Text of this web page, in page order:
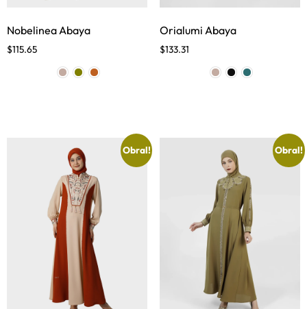
Nobelinea Abaya
$115.65
Orialumi Abaya
$133.31
Obral! Obral!